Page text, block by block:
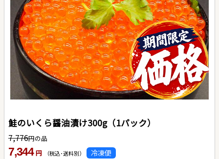
鮭のいくら醤油漬け300g（1パック）
7,776円の品
7,344 円 （税込･送料別） 冷凍便